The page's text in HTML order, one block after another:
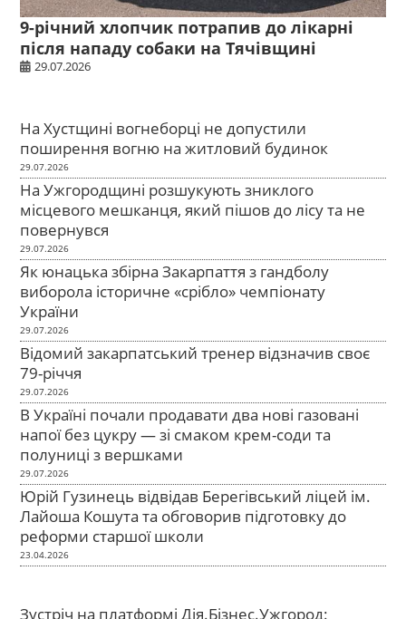
9-річний хлопчик потрапив до лікарні
після нападу собаки на Тячівщині
29.07.2026
На Хустщині вогнеборці не допустили
поширення вогню на житловий будинок
29.07.2026
На Ужгородщині розшукують зниклого
місцевого мешканця, який пішов до лісу та не
повернувся
29.07.2026
Як юнацька збірна Закарпаття з гандболу
виборола історичне «срібло» чемпіонату
України
29.07.2026
Відомий закарпатський тренер відзначив своє
79-річчя
29.07.2026
В Україні почали продавати два нові газовані
напої без цукру — зі смаком крем-соди та
полуниці з вершками
29.07.2026
Юрій Гузинець відвідав Берегівський ліцей ім.
Лайоша Кошута та обговорив підготовку до
реформи старшої школи
23.04.2026
Зустріч на платформі Дія.Бізнес.Ужгород: